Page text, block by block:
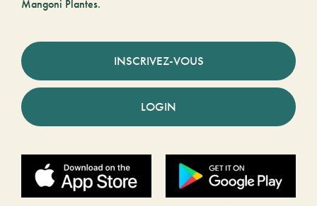
Mangoni Plantes.
INSCRIVEZ-VOUS
LOGIN